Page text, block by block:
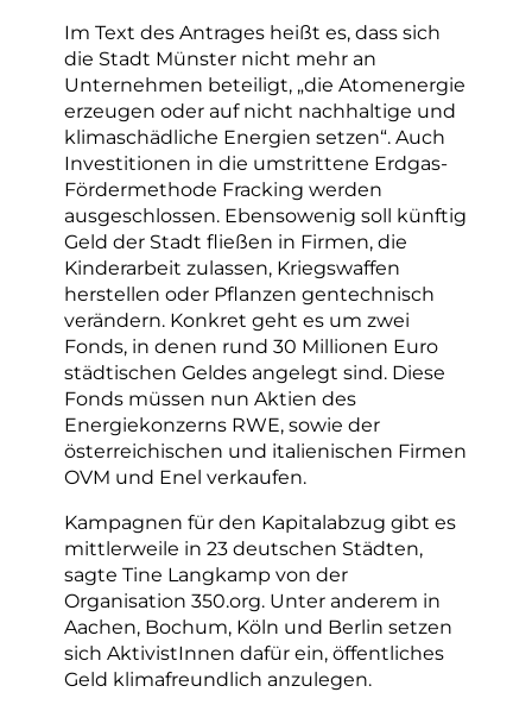
Im Text des Antrages heißt es, dass sich
die Stadt Münster nicht mehr an
Unternehmen beteiligt, „die Atomenergie
erzeugen oder auf nicht nachhaltige und
klimaschädliche Energien setzen“. Auch
Investitionen in die umstrittene Erdgas-
Fördermethode Fracking werden
ausgeschlossen. Ebensowenig soll künftig
Geld der Stadt fließen in Firmen, die
Kinderarbeit zulassen, Kriegswaffen
herstellen oder Pflanzen gentechnisch
verändern. Konkret geht es um zwei
Fonds, in denen rund 30 Millionen Euro
städtischen Geldes angelegt sind. Diese
Fonds müssen nun Aktien des
Energiekonzerns RWE, sowie der
österreichischen und italienischen Firmen
OVM und Enel verkaufen.
Kampagnen für den Kapitalabzug gibt es
mittlerweile in 23 deutschen Städten,
sagte Tine Langkamp von der
Organisation 350.org. Unter anderem in
Aachen, Bochum, Köln und Berlin setzen
sich AktivistInnen dafür ein, öffentliches
Geld klimafreundlich anzulegen.